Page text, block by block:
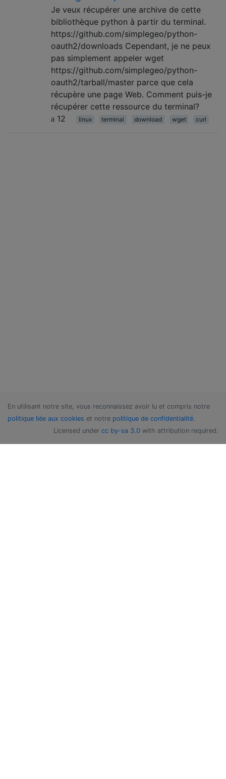
Je veux récupérer une archive de cette
bibliothèque python à partir du terminal.
https://github.com/simplegeo/python-
oauth2/downloads Cependant, je ne peux
pas simplement appeler wget
https://github.com/simplegeo/python-
oauth2/tarball/master parce que cela
récupère une page Web. Comment puis-je
récupérer cette ressource du terminal?
12
linux terminal download wget curl
En utilisant notre site, vous reconnaissez avoir lu et compris notre
politique liée aux cookies et notre politique de confidentialité.
Licensed under cc by-sa 3.0 with attribution required.